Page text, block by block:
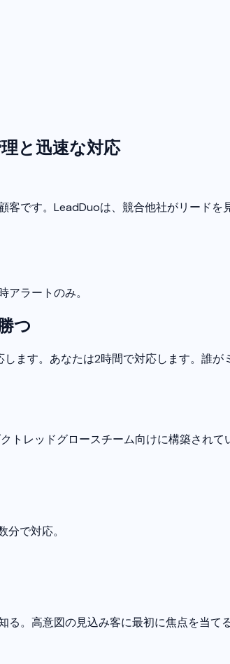
と迅速な対応
です。LeadDuoは、競合他社がリードを
ラートのみ。
つ
ます。あなたは2時間で対応します。誰
トレッドグロースチーム向けに構築されて
で対応。
。高意図の見込み客に最初に焦点を当てる